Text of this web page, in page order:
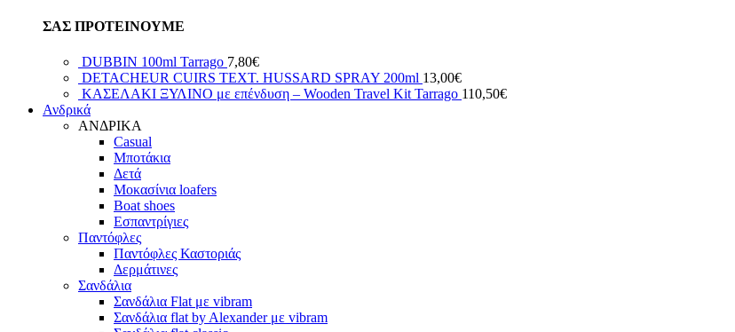
ΣΑΣ ΠΡΟΤΕΙΝΟΥΜΕ
DUBBIN 100ml Tarrago 7,80€
DETACHEUR CUIRS ΤΕΧΤ. HUSSARD SPRAY 200ml 13,00€
ΚΑΣΕΛΑΚΙ ΞΥΛΙΝΟ με επένδυση – Wooden Travel Kit Tarrago 110,50€
Ανδρικά
ΑΝΔΡΙΚΑ
Casual
Μποτάκια
Δετά
Μοκασίνια loafers
Boat shoes
Εσπαντρίγιες
Παντόφλες
Παντόφλες Καστοριάς
Δερμάτινες
Σανδάλια
Σανδάλια Flat με vibram
Σανδάλια flat by Alexander με vibram